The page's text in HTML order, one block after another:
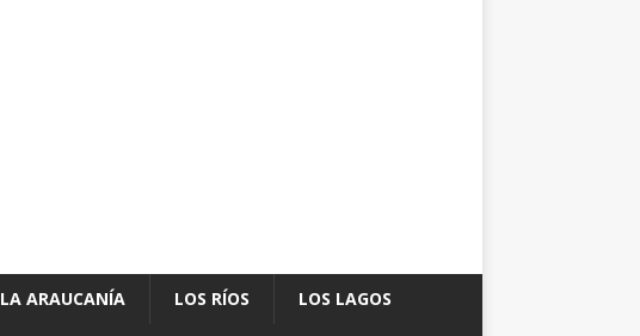
LA ARAUCANÍA LOS RÍOS LOS LAGOS